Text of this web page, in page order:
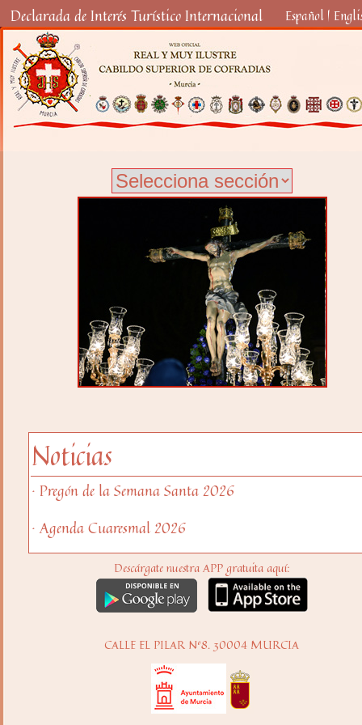
Declarada de Interés Turístico Internacional Español |
Noticias
· Pregón de la Semana Santa 2026
· Agenda Cuaresmal 2026
Descárgate nuestra APP gratuita aquí:
CALLE EL PILAR Nº8. 30004 MURCIA